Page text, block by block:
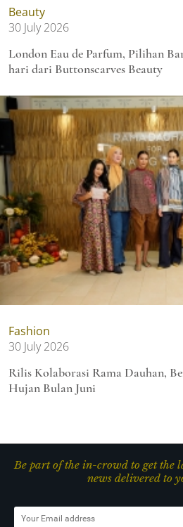
Beauty
30 July 2026
London Eau de Parfum, Pilihan
hari dari Buttonscarves Beauty
Fashion
30 July 2026
Rilis Kolaborasi Rama Dauhan,
Hujan Bulan Juni
Be part of the in-crowd to get the
news delivered to